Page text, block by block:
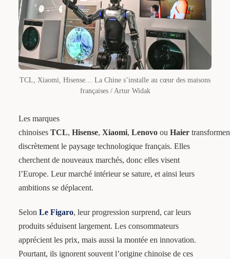
TCL, Xiaomi, Hisense… La Chine s’installe au cœur des maisons
françaises / Artur Widak
Les marques
chinoises TCL, Hisense, Xiaomi, Lenovoou Haier
discrètement le paysage technologique français. Elles
cherchent de nouveaux marchés, donc elles visent
l’Europe. Leur marché intérieur se sature, et ainsi leurs
ambitions se déplacent.
Selon Le Figaro, leur progression surprend, car leurs
produits séduisent largement. Les consommateurs
apprécient les prix, mais aussi la montée en innovation.
Pourtant, ils ignorent souvent l’origine chinoise de ces